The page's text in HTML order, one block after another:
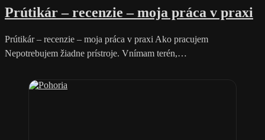
Prútikár – recenzie – moja práca v praxi
Prútikár – recenzie – moja práca v praxi Ako pracujem
Nepotrebujem žiadne prístroje. Vnímam terén,…